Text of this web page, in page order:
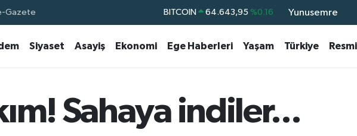
Gazete DOLAR 47,6704 %0
13.799
BITCOIN 64.643,95 %0.16
Yunusemre
Siyaset Asayiş Ekonomi Ege Haberleri Yaşam Türkiye
Sahaya indiler...